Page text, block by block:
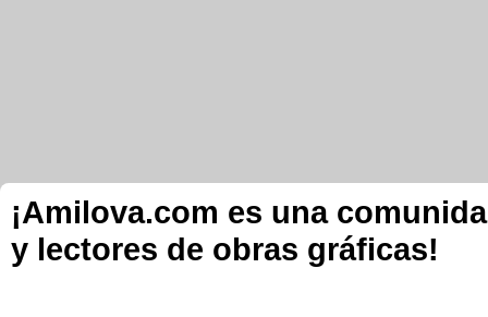
¡Amilova.com es una
y lectores de obras gráficas!